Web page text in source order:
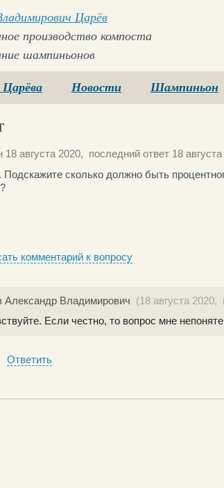
Царёв
производство компоста
шампиньонов
Новости Шампиньон
18 августа 2020, последний ответ 18
Подскажите сколько должно быть
комментарий к вопросу
Александр Владимирович (18 августа 2020,
Если честно, то вопрос мне
Ответить